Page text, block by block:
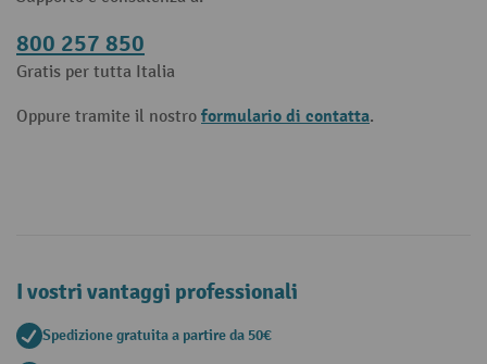
800 257 850
Gratis per tutta Italia
Oppure tramite il nostro formulario di contatta.
I vostri vantaggi professionali
Spedizione gratuita a partire da 50€